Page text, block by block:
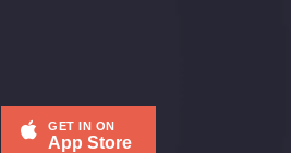
GET IN ON
App Store